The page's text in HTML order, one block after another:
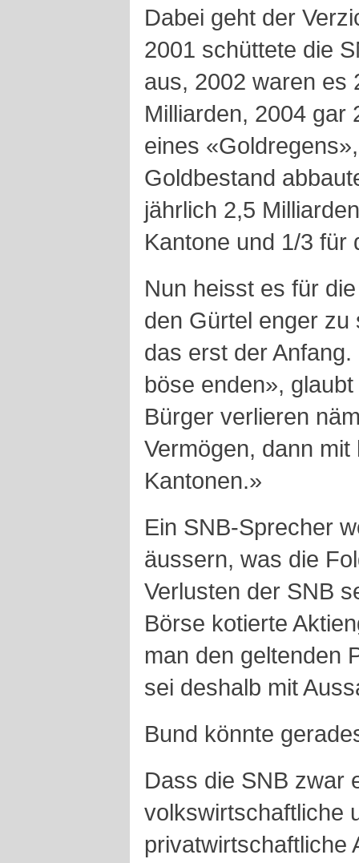
Dabei geht der
2001 schüttete die
aus, 2002 waren es
Milliarden, 2004 gar
eines
Goldbestand
jährlich 2,5
Kantone und 1/3 für
Nun heisst es für
den Gürtel enger
das erst der
böse enden»,
Bürger verlieren
Vermögen, dann
Kantonen.»
Ein SNB-Sprecher
äussern, was die
Verlusten der SNB
Börse kotierte
man den geltenden
sei deshalb mit
Bund könnte
Dass die SNB zwar
volkswirtschaftliche
privatwirtschaftliche